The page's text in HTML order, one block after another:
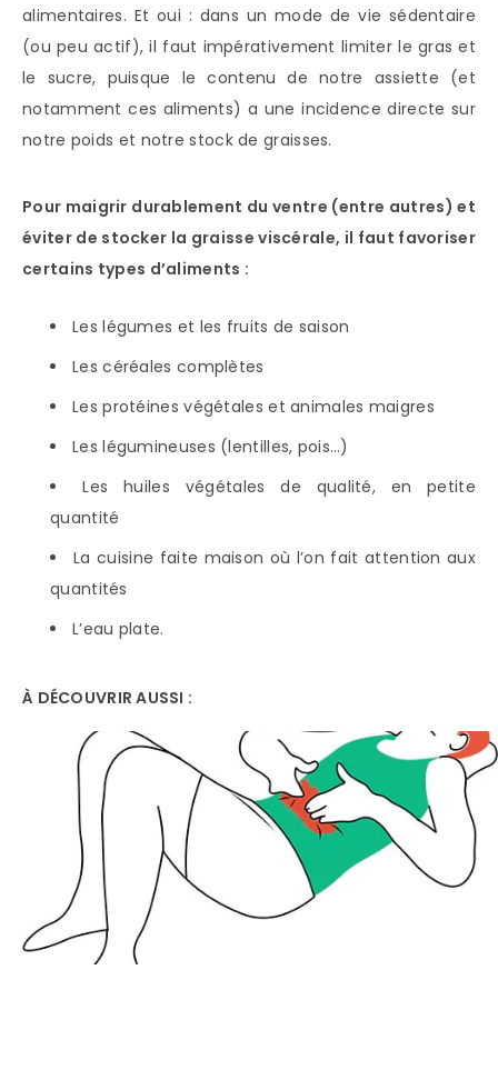
alimentaires. Et oui : dans un mode de vie sédentaire
(ou peu actif), il faut impérativement limiter le gras et
le sucre, puisque le contenu de notre assiette (et
notamment ces aliments) a une incidence directe sur
notre poids et notre stock de graisses.
Pour maigrir durablement du ventre (entre autres) et
éviter de stocker la graisse viscérale, il faut favoriser
certains types d’aliments :
Les légumes et les fruits de saison
Les céréales complètes
Les protéines végétales et animales maigres
Les légumineuses (lentilles, pois…)
Les huiles végétales de qualité, en petite
quantité
La cuisine faite maison où l’on fait attention aux
quantités
L’eau plate.
À DÉCOUVRIR AUSSI :